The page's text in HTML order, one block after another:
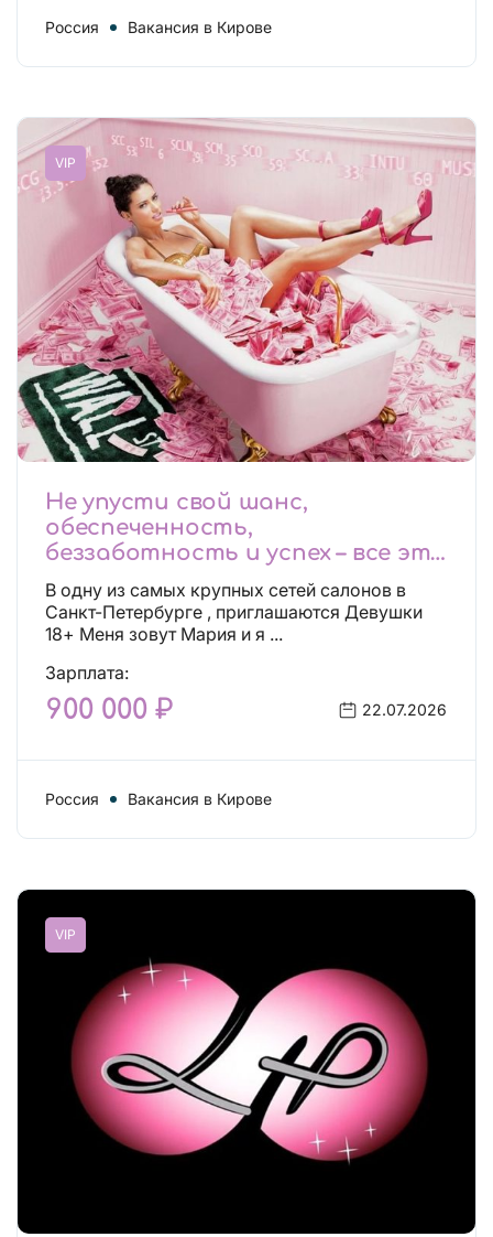
Россия Вакансия в Кирове
VIP
Не упусти свой шанс,
обеспеченность,
беззаботность и успех – все это
будет уже завтра, поспеши!
Лучшие условия!
В одну из самых крупных сетей салонов в
Санкт-Петербурге , приглашаются Девушки
18+ Меня зовут Мария и я ...
Зарплата:
900 000 ₽ 22.07.2026
Россия Вакансия в Кирове
VIP